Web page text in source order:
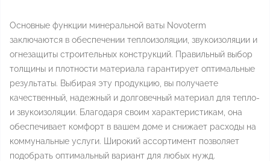
Основные функции минеральной ваты Novoterm
заключаются в обеспечении теплоизоляции, звукоизоляции и
огнезащиты строительных конструкций. Правильный выбор
толщины и плотности материала гарантирует оптимальные
результаты. Выбирая эту продукцию, вы получаете
качественный, надежный и долговечный материал для тепло-
и звукоизоляции. Благодаря своим характеристикам, она
обеспечивает комфорт в вашем доме и снижает расходы на
коммунальные услуги. Широкий ассортимент позволяет
подобрать оптимальный вариант для любых нужд.